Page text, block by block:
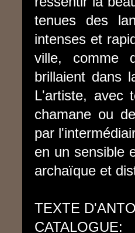
tenues des
intenses et
ville, comme
brillaient dans
L'artiste, avec
chamane ou
par
en un sensible
archaïque et
TEXTE